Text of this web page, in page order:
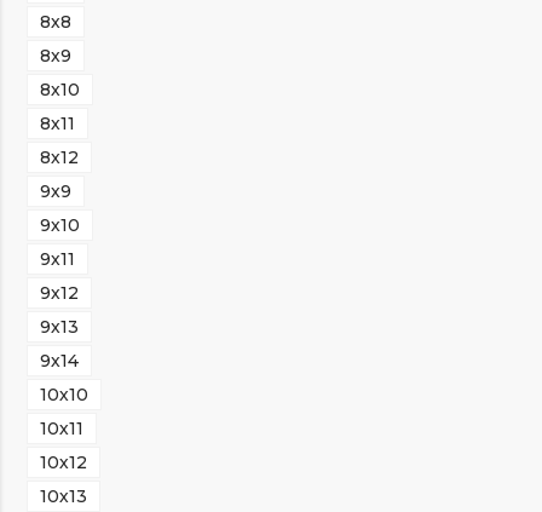
8х8
8х9
8х10
8х11
8х12
9х9
9х10
9х11
9х12
9х13
9х14
10х10
10х11
10х12
10х13